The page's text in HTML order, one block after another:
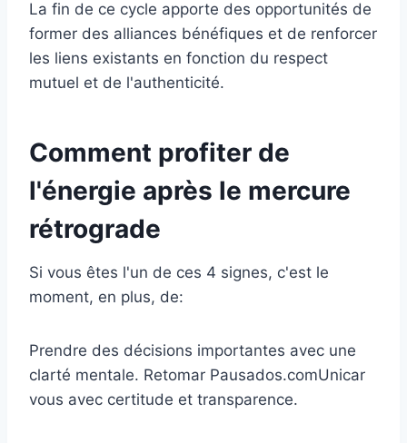
La fin de ce cycle apporte des opportunités de
former des alliances bénéfiques et de renforcer
les liens existants en fonction du respect
mutuel et de l'authenticité.
Comment profiter de
l'énergie après le mercure
rétrograde
Si vous êtes l'un de ces 4 signes, c'est le
moment, en plus, de:
Prendre des décisions importantes avec une
clarté mentale. Retomar Pausados.comUnicar
vous avec certitude et transparence.